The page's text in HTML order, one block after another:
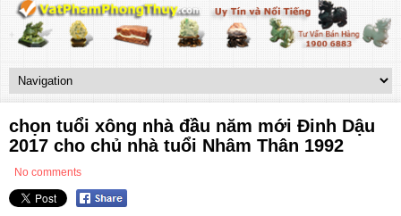
chọn tuổi xông nhà đầu năm mới Đinh Dậu
2017 cho chủ nhà tuổi Nhâm Thân 1992
No comments